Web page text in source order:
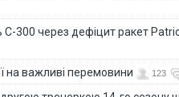
300 через дефіцит ракет
на важливі перемовини 123